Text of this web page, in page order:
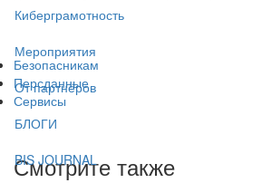
Киберграмотность
Мероприятия
От партнёров
БЛОГИ
BIS JOURNAL
Безопасникам
Персданные
Сервисы
Смотрите также